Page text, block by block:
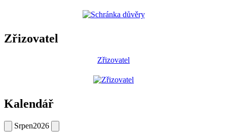
Zřizovatel
Zřizovatel
Kalendář
Srpen2026